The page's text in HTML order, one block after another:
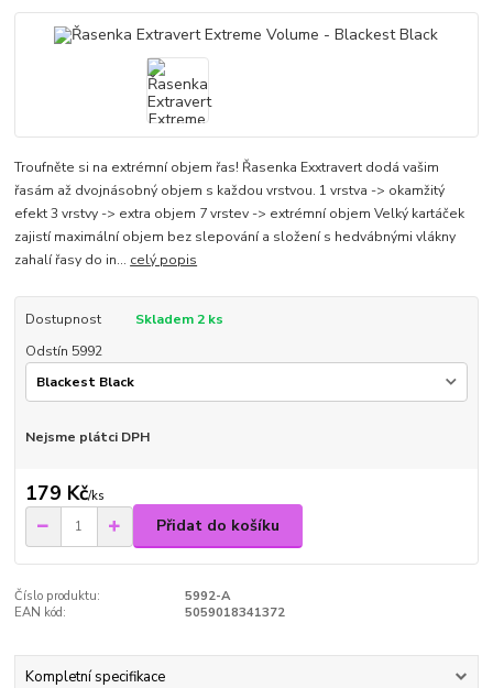
Troufněte si na extrémní objem řas! Řasenka Exxtravert dodá vašim
řasám až dvojnásobný objem s každou vrstvou. 1 vrstva -> okamžitý
efekt 3 vrstvy -> extra objem 7 vrstev -> extrémní objem Velký kartáček
zajistí maximální objem bez slepování a složení s hedvábnými vlákny
zahalí řasy do in... celý popis
Dostupnost
Skladem 2 ks
Odstín 5992
Nejsme plátci DPH
179 Kč/ks
Přidat do košíku
Číslo produktu:
5992-A
EAN kód:
5059018341372
Kompletní specifikace